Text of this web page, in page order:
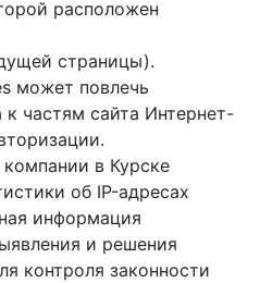
расположен
страницы).
может повлечь
частям сайта Интернет-
в Курске
об IP-адресах
информация
и решения
контроля законности